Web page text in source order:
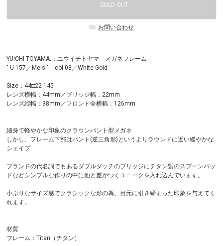
SOLD OUT
お問い合わせ
YUICHI TOYAMA.：ユウイチトヤマ メガネフレーム
" U-157／Meis " col.03／White Gold
Size：44□22-145
レンズ横幅：44mm／ブリッジ幅：22mm
レンズ縦幅：38mm／フロント全横幅：126mm
細身で軽やかな印象のクラウンパント型メガネ
しかし、フレーム下部はパント(逆三角形)というよりラウンドに近い緩やかな
シェイプ
ブランドの代名詞でもあるダブルダッチのブリッジにチタン製のスプーンパッ
ドなどシンプルな作りの中に他と差がつくユニークを入れ込んでいます。
小ぶりなサイズ感でクラシックな形の為、目元に引き締まった印象を与えてく
れます。
材質
フレーム：Titan（チタン）